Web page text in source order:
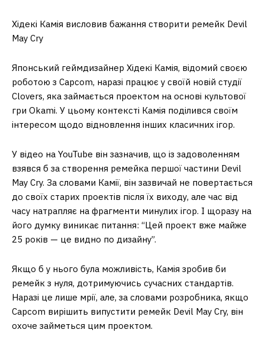
Хідекі Камія висловив бажання створити ремейк Devil
May Cry
Японський геймдизайнер Хідекі Камія, відомий своєю
роботою з Capcom, наразі працює у своїй новій студії
Clovers, яка займається проектом на основі культової
гри Okami. У цьому контексті Камія поділився своїм
інтересом щодо відновлення інших класичних ігор.
У відео на YouTube він зазначив, що із задоволенням
взявся б за створення ремейка першої частини Devil
May Cry. За словами Камії, він зазвичай не повертається
до своїх старих проектів після їх виходу, але час від
часу натрапляє на фрагменти минулих ігор. І щоразу на
його думку виникає питання: “Цей проект вже майже
25 років — це видно по дизайну”.
Якщо б у нього була можливість, Камія зробив би
ремейк з нуля, дотримуючись сучасних стандартів.
Наразі це лише мрії, але, за словами розробника, якщо
Capcom вирішить випустити ремейк Devil May Cry, він
охоче займеться цим проектом.